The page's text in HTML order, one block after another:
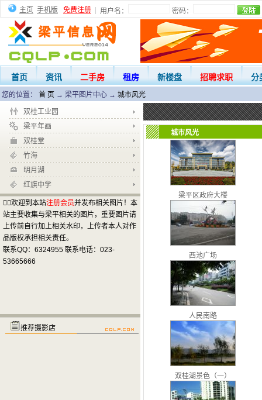
主页 手机版 免费注册 用户名： 密码：
首页 资讯 二手房 租房 新楼盘 招聘求职 分
您的位置： 首 页 → 梁平图片中心 → 城市风光
双桂工业园
梁平年画
双桂堂
竹海
明月湖
红旗中学
欢迎到本站注册会员并发布相关图片！本
站主要收集与梁平相关的图片，重要图片请
上传前自行加上相关水印，上传者本人对作
品版权承担相关责任。
联系QQ：6324955 联系电话：023-
53665666
推荐摄影店
城市风光
梁平区政府大楼
西池广场
人民南路
双桂湖景色（一）